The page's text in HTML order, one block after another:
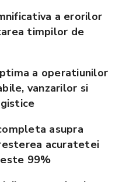
a erorilor
timpilor de
a operatiunilor
vanzarilor si
asupra
acuratetei
99%